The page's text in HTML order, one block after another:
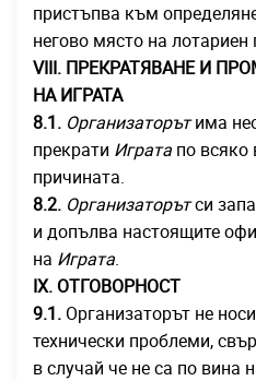
пристъпва към
негово място на лотариен
VIII. ПРЕКРАТЯВАНЕ И
НА ИГРАТА
8.1. Организаторътима
прекрати Играта по всяко
причината.
8.2. Организаторътси
и допълва настоящите
на Играта.
IХ. ОТГОВОРНОСТ
9.1. Организаторът не
технически проблеми,
в случай че не са по вина